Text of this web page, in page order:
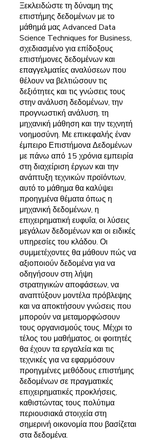
Ξεκλειδώστε τη δύναμη της
επιστήμης δεδομένων με το
μάθημά μας Advanced Data
Science Techniques for Business,
σχεδιασμένο για επίδοξους
επιστήμονες δεδομένων και
επαγγελματίες αναλύσεων που
θέλουν να βελτιώσουν τις
δεξιότητες και τις γνώσεις τους
στην ανάλυση δεδομένων, την
προγνωστική ανάλυση, τη
μηχανική μάθηση και την τεχνητή
νοημοσύνη. Με επικεφαλής έναν
έμπειρο Επιστήμονα Δεδομένων
με πάνω από 15 χρόνια εμπειρία
στη διαχείριση έργων και την
ανάπτυξη τεχνικών προϊόντων,
αυτό το μάθημα θα καλύψει
προηγμένα θέματα όπως η
μηχανική δεδομένων, η
επιχειρηματική ευφυΐα, οι λύσεις
μεγάλων δεδομένων και οι ειδικές
υπηρεσίες του κλάδου. Οι
συμμετέχοντες θα μάθουν πώς να
αξιοποιούν δεδομένα για να
οδηγήσουν στη λήψη
στρατηγικών αποφάσεων, να
αναπτύξουν μοντέλα πρόβλεψης
και να αποκτήσουν γνώσεις που
μπορούν να μεταμορφώσουν
τους οργανισμούς τους. Μέχρι το
τέλος του μαθήματος, οι φοιτητές
θα έχουν τα εργαλεία και τις
τεχνικές για να εφαρμόσουν
προηγμένες μεθόδους επιστήμης
δεδομένων σε πραγματικές
επιχειρηματικές προκλήσεις,
καθιστώντας τους πολύτιμα
περιουσιακά στοιχεία στη
σημερινή οικονομία που βασίζεται
στα δεδομένα.